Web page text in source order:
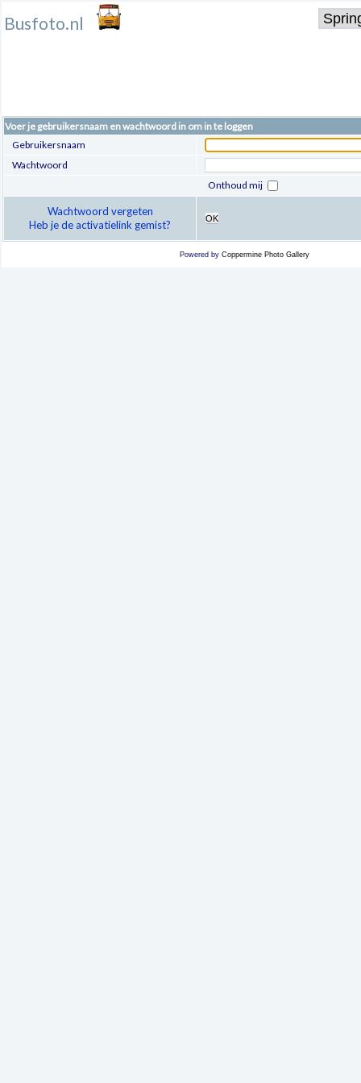
Busfoto.nl
Voer je gebruikersnaam en wachtwoord in om in te loggen
Gebruikersnaam
Wachtwoord
Onthoud mij
Wachtwoord vergeten
Heb je de activatielink gemist?
OK
Powered by Coppermine Photo Gallery